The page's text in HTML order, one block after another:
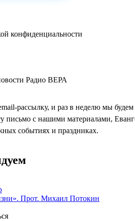
конфиденциальности
Радио ВЕРА
рассылку, и раз в неделю мы будем
письмо с нашими материалами,
событиях и праздниках.
Прот. Михаил Потокин